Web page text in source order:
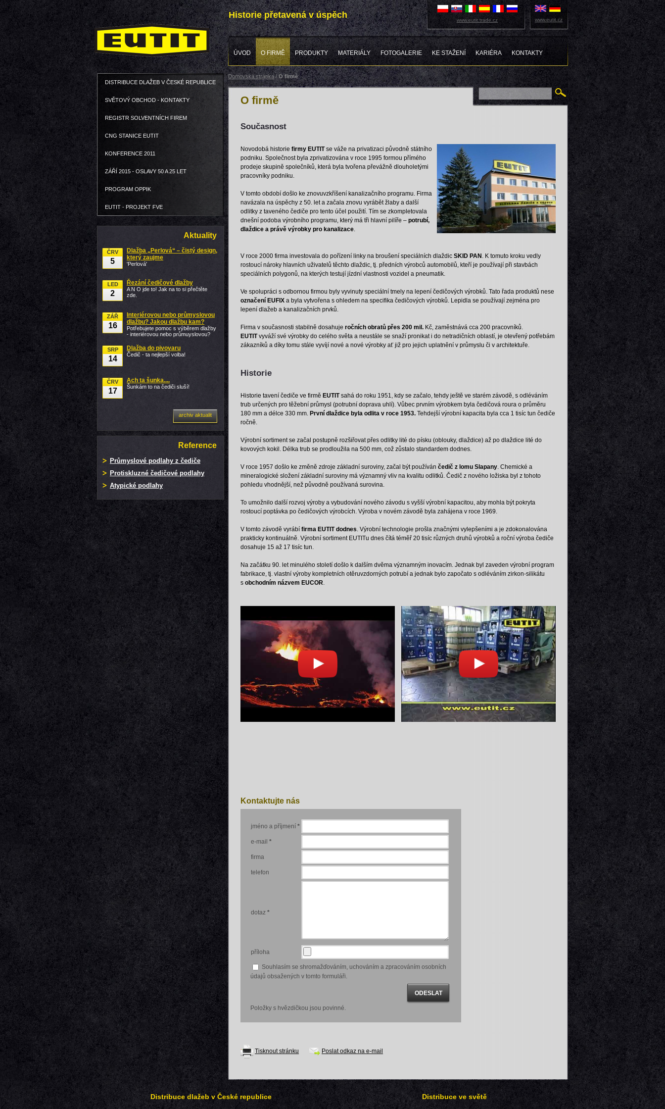
Historie přetavená v úspěch
ÚVOD O FIRMĚ PRODUKTY MATERIÁLY FOTOGALERIE KE STAŽENÍ KARIÉRA KONTAKTY
www.eutit.trade.cz www.eutit.cz
Domovská stránka/O firmě
O firmě
Současnost
Novodobá historie firmy EUTITse váže na privatizaci původně státního
podniku. Společnost byla zprivatizována v roce 1995 formou přímého
prodeje skupině společníků, která byla tvořena převážně dlouholetými
pracovníky podniku.
V tomto období došlo ke znovuvzkříšení kanalizačního programu. Firma
navázala na úspěchy z 50. let a začala znovu vyrábět žlaby a další
odlitky z taveného čediče pro tento účel použití. Tím se zkompletovala
dnešní podoba výrobního programu, který má tři hlavní pilíře – potrubí,
dlaždice a právě výrobky pro kanalizace
V roce 2000 firma investovala do pořízení linky na broušení speciálních dlaždic SKID PAN
. K tomuto kroku vedly
rostoucí nároky hlavních uživatelů těchto dlaždic, tj. předních výrobců automobilů, kteří je používají při stavbách
speciálních polygonů, na kterých testují jízdní vlastnosti vozidel a pneumatik.
Ve spolupráci s odbornou firmou byly vyvinuty speciální tmely na lepení čedičových výrobků. Tato řada produktů nese
označení EUFIX a byla vytvořena s ohledem na specifika čedičových výrobků. Lepidla se používají zejména pro
lepení dlažeb a kanalizačních prvků.
Firma v současnosti stabilně dosahuje ročních obratů přes 200 mil. Kč, zaměstnává cca 200 pracovníků.
EUTITvyváží své výrobky do celého světa a neustále se snaží pronikat i do netradičních oblastí, je otevřený potřebám
zákazníků a díky tomu stále vyvíjí nové a nové výrobky ať již pro jejich uplatnění v průmyslu či v architektuře.
Historie
Historie tavení čediče ve firmě EUTITsahá do roku 1951, kdy se začalo, tehdy ještě ve starém závodě, s odléváním
trub určených pro těžební průmysl (potrubní doprava uhlí). Vůbec prvním výrobkem byla čedičová roura o průměru
180 mm a délce 330 mm.
První dlaždice byla odlita v roce 1953. Tehdejší výrobní kapacita byla cca 1 tisíc tun čediče
ročně.
Výrobní sortiment se začal postupně rozšiřovat přes odlitky lité do písku (oblouky, dlaždice) až po dlaždice lité do
kovových kokil. Délka trub se prodloužila na 500 mm, což zůstalo standardem dodnes.
V roce 1957 došlo ke změně zdroje základní suroviny, začal být používán čedič z lomu Slapany . Chemické a
mineralogické složení základní suroviny má významný vliv na kvalitu odlitků. Čedič z nového ložiska byl z tohoto
pohledu vhodnější, než původně používaná surovina.
To umožnilo další rozvoj výroby a vybudování nového závodu s vyšší výrobní kapacitou, aby mohla být pokryta
rostoucí poptávka po čedičových výrobcích. Výroba v novém závodě byla zahájena v roce 1969.
V tomto závodě vyrábí firma EUTIT dodnes . Výrobní technologie prošla značnými vylepšeními a je zdokonalována
prakticky kontinuálně. Výrobní sortiment EUTITu dnes čítá téměř 20 tisíc různých druhů výrobků a roční výroba čediče
dosahuje 15 až 17 tisíc tun.
Na začátku 90. let minulého století došlo k dalším dvěma významným inovacím. Jednak byl zaveden výrobní program
fabrikace, tj. vlastní výroby kompletních otěruvzdorných potrubí a jednak bylo započato s odléváním zirkon-silikátu
s obchodním názvem EUCOR
Kontaktujte nás
jméno a příjmení *
e-mail *
firma
telefon
dotaz *
příloha
Souhlasím se shromažďováním, uchováním a zpracováním osobních
údajů obsažených v tomto formuláři.
Položky s hvězdičkou jsou povinné.
Tisknout stránku Poslat odkaz na e-mail
DISTRIBUCE DLAŽEB V ČESKÉ REPUBLICE
SVĚTOVÝ OBCHOD - KONTAKTY
REGISTR SOLVENTNÍCH FIREM
CNG STANICE EUTIT
KONFERENCE 2011
ZÁŘÍ 2015 - OSLAVY 50 A 25 LET
PROGRAM OPPIK
EUTIT - PROJEKT FVE
Aktuality
ČRV
5
Dlažba „Perlová“ – čistý design,
který zaujme
'Perlová'
LED
2
Řezání čedičové dlažby
A N O jde to! Jak na to si přečtěte
zde.
ZÁŘ
16
Interiérovou nebo průmyslovou
dlažbu? Jakou dlažbu kam?
Potřebujete pomoc s výběrem dlažby
- interiérovou nebo průmuyslovou?
SRP
14
Dlažba do pivovaru
Čedič - ta nejlepší volba!
ČRV
17
Ach ta šunka....
Šunkám to na čediči sluší!
archiv aktualit
Reference
Průmyslové podlahy z čediče
Protiskluzné čedičové podlahy
Atypické podlahy
Distribuce dlažeb v České republice Distribuce ve světě